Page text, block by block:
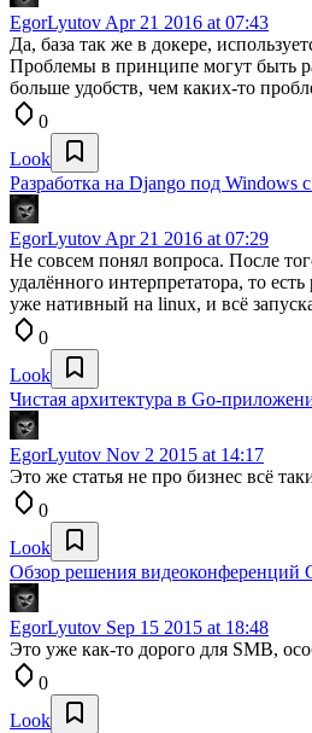
EgorLyutov Apr 21 2016 at 07:43
Да, база так же в докере,
Проблемы в принципе могут быть
больше удобств, чем каких-то
0
Look
Разработка на Django под
EgorLyutov Apr 21 2016 at 07:29
Не совсем понял вопроса. После
удалённого интерпретатора, то
уже нативный на linux, и всё
0
Look
Чистая архитектура в Go-
EgorLyutov Nov 2 2015 at 14:17
Это же статья не про бизнес всё
0
Look
Обзор решения видеоконференций
EgorLyutov Sep 15 2015 at 18:48
Это уже как-то дорого для SMB,
0
Look